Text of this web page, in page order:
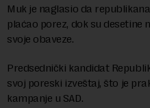
Muk je naglasio da
plaćao porez, dok su
svoje obaveze.
Predsednički kandidat
svoj poreski izveštaj, što je
kampanje u SAD.